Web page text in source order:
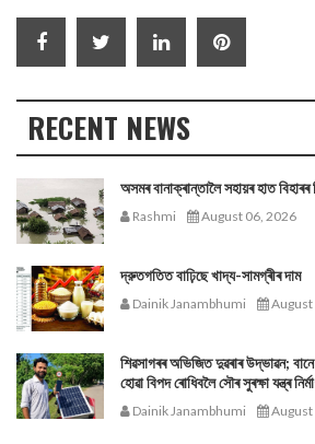
RECENT NEWS
অসমৰ বানাক্ৰান্তালৈ সহায়ৰ হাত
Rashmi August 06, 2026
দ্রুতগতিত বাঢ়িছে খাদ্য-সামগ্ৰীৰ দাম
Dainik Janambhumi
শিৱসাগৰৰ অভিজিত দুৱৰাৰ উদ্ভাৱন;
হোৱা বিপদ ৰোধিবলৈ সৌৰ সুৰক্ষা যন্ত্ৰ
Dainik Janambhumi